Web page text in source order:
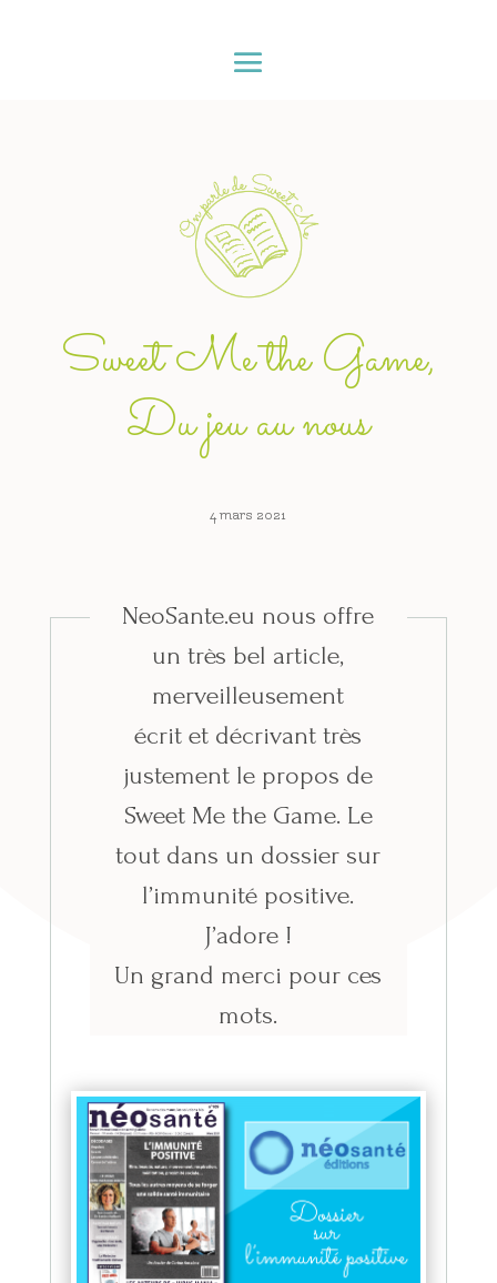
Sweet Me the Game,
Du jeu au nous
4 mars 2021
NeoSante.eu nous offre
un très bel article,
merveilleusement
écrit et décrivant très
justement le propos de
Sweet Me the Game. Le
tout dans un dossier sur
l’immunité positive.
J’adore !
Un grand merci pour ces
mots.